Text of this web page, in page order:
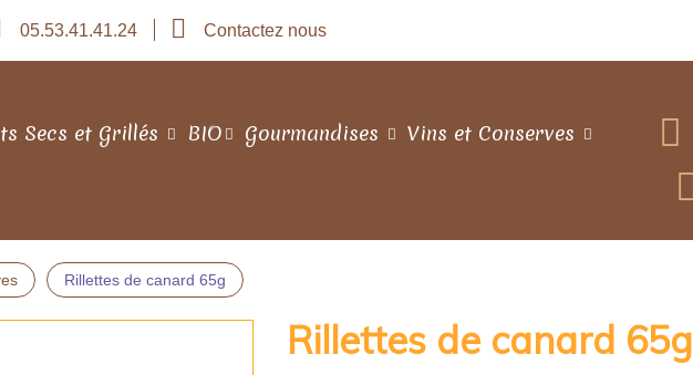
05.53.41.41.24 Contactez nous
Secs et Grillés BIO Gourmandises Vins et Conserves
Rillettes de canard 65g
Rillettes de canard 65g